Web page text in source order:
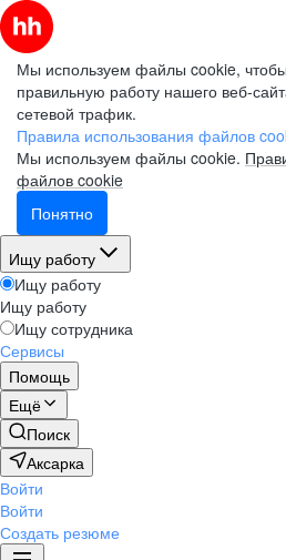
Мы используем файлы cookie,
правильную работу нашего веб-
сетевой трафик.
Правила использования файлов
Мы используем файлы cookie.
файлов cookie
Понятно
Ищу работу
Ищу работу
Ищу работу
Ищу сотрудника
Сервисы
Помощь
Ещё
Поиск
Аксарка
Войти
Войти
Создать резюме